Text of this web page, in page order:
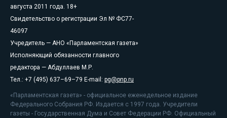
августа 2011 года. 18+
Свидетельство о регистрации Эл № ФС77-
46097
Учредитель — АНО «Парламентская газета»
Исполняющий обязанности главного
редактора — Абдуллаев М.Р.
Тел.: +7 (495) 637–69–79 E-mail: pg@pnp.ru
«Парламентская газета» - официальное еженедельное издание
Федерального Собрания РФ. Издается с 1997 года. Учредители
газеты - Государственная Дума и Совет Федерации РФ. Официальный